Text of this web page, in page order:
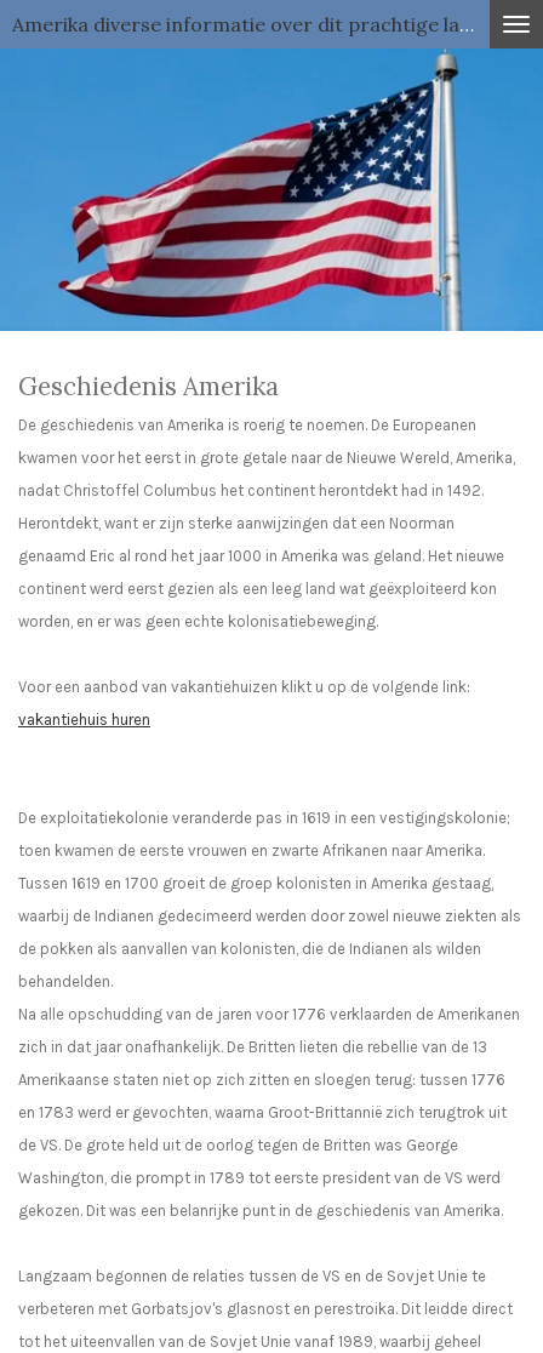
Ga
Amerika diverse informatie over dit prachtige land
Geschiedenis Amerika
De geschiedenis van Amerika is roerig te noemen. De Europeanen
kwamen voor het eerst in grote getale naar de Nieuwe Wereld, Amerika,
nadat Christoffel Columbus het continent herontdekt had in 1492.
Herontdekt, want er zijn sterke aanwijzingen dat een Noorman
genaamd Eric al rond het jaar 1000 in Amerika was geland. Het nieuwe
continent werd eerst gezien als een leeg land wat geëxploiteerd kon
worden, en er was geen echte kolonisatiebeweging.
Voor een aanbod van vakantiehuizen klikt u op de volgende link:
vakantiehuis huren
De exploitatiekolonie veranderde pas in 1619 in een vestigingskolonie;
toen kwamen de eerste vrouwen en zwarte Afrikanen naar Amerika.
Tussen 1619 en 1700 groeit de groep kolonisten in Amerika gestaag,
waarbij de Indianen gedecimeerd werden door zowel nieuwe ziekten als
de pokken als aanvallen van kolonisten, die de Indianen als wilden
behandelden.
Na alle opschudding van de jaren voor 1776 verklaarden de Amerikanen
zich in dat jaar onafhankelijk. De Britten lieten die rebellie van de 13
Amerikaanse staten niet op zich zitten en sloegen terug: tussen 1776
en 1783 werd er gevochten, waarna Groot-Brittannië zich terugtrok uit
de VS. De grote held uit de oorlog tegen de Britten was George
Washington, die prompt in 1789 tot eerste president van de VS werd
gekozen. Dit was een belanrijke punt in de geschiedenis van Amerika.
Langzaam begonnen de relaties tussen de VS en de Sovjet Unie te
verbeteren met Gorbatsjov's glasnost en perestroika. Dit leidde direct
tot het uiteenvallen van de Sovjet Unie vanaf 1989, waarbij geheel